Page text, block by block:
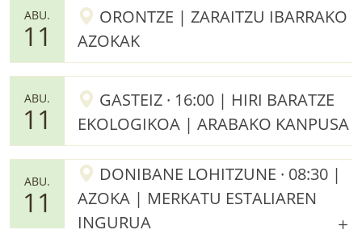
ABU.
11
ORONTZE | ZARAITZU IBARRAKO
AZOKAK
ABU.
11
GASTEIZ · 16:00 | HIRI BARATZE
EKOLOGIKOA | ARABAKO KANPUSA
ABU.
11
DONIBANE LOHITZUNE · 08:30 |
AZOKA | MERKATU ESTALIAREN
INGURUA